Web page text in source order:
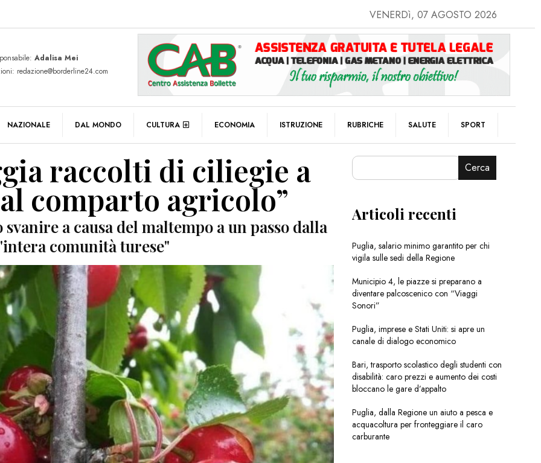
VENERDì, 07 AGOSTO 2026
Adalisa Mei
redazione@borderline24.com
NAZIONALE DAL MONDO CULTURA ECONOMIA ISTRUZIONE RUBRICHE SALUTE SPORT
raccolti di ciliegie a
comparto agricolo”
a causa del maltempo a un passo dalla
comunità turese"
Cerca
Articoli recenti
Puglia, salario minimo garantito per chi
vigila sulle sedi della Regione
Municipio 4, le piazze si preparano a
diventare palcoscenico con “Viaggi
Sonori”
Puglia, imprese e Stati Uniti: si apre un
canale di dialogo economico
Bari, trasporto scolastico degli studenti con
disabilità: caro prezzi e aumento dei costi
bloccano le gare d’appalto
Puglia, dalla Regione un aiuto a pesca e
acquacoltura per fronteggiare il caro
carburante